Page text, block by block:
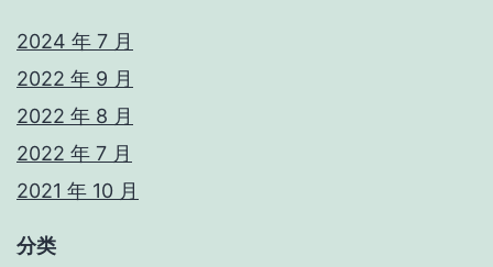
2024 年 7 月
2022 年 9 月
2022 年 8 月
2022 年 7 月
2021 年 10 月
分类